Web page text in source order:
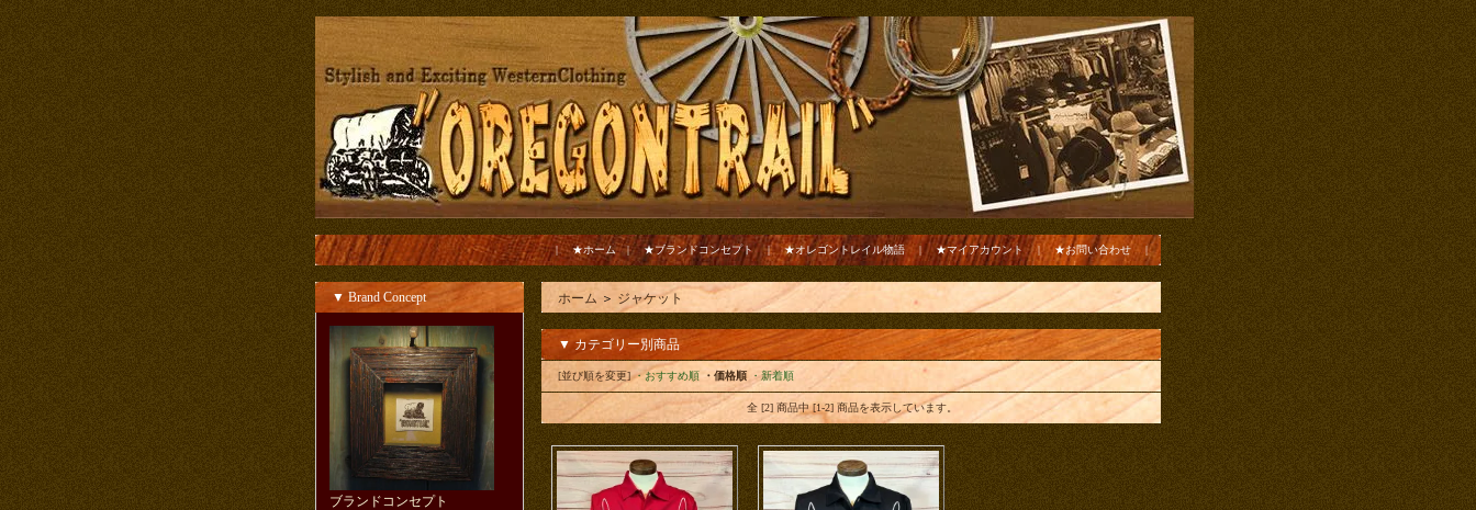
| ★ホーム|★ブランドコンセプト| ★オレゴントレイル物語 | ★マイアカウント| ★お問い合わせ |
▼ Brand Concept
ブランドコンセプト
ホーム ＞ ジャケット
▼ カテゴリー別商品
[並び順を変更]・おすすめ順 ・価格順 ・新着順
全 [2] 商品中 [1-2] 商品を表示しています。